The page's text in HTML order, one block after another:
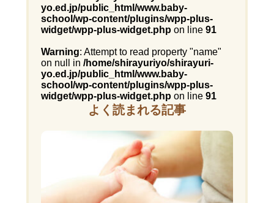
yo.ed.jp/public_html/www.baby-
school/wp-content/plugins/wpp-plus-
widget/wpp-plus-widget.phpon line 91
Warning: Attempt to read property "name"
on null in /home/shirayuriyo/shirayuri-
yo.ed.jp/public_html/www.baby-
school/wp-content/plugins/wpp-plus-
widget/wpp-plus-widget.phpon line 91
よく読まれる記事